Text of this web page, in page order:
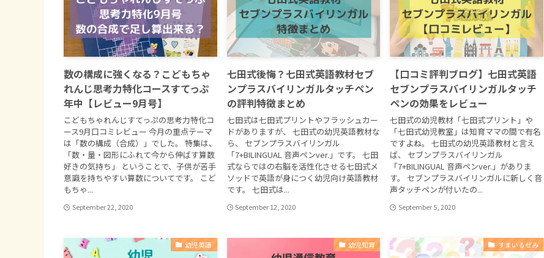
数の構成に強くなる？こどもちゃ
れんじ思考力特化コースすてっぷ
年中【レビュー9月号】
こどもちゃれんじすてっぷの思考力特化コ
ース9月口コミレビュー 今月の重点テーマ
は「数の構成（合成）」でした。 特集は、
「数・量・図形にふれて今から伸ばす算数
好きの気持ち」 ということで、子供が苦手
意識を持ちやすい算数についてです。 こど
もちゃ...
September 22, 2020
七田式後悔？七田式英語教材セブ
ンプラスバイリンガルタッチペン
の評判特徴まとめ
七田式は七田式プリントやフラッシュカー
ドがありますが、 七田式の幼児英語教材な
ら、 セブンプラスバイリンガル
「7+BILINGUAL 音声ペンver.」です。 七田
式ならではの右脳を活性化させる七田式メ
ソッドで英語が身につく幼児向け英語教材
です。 七田式は...
September 12, 2020
【口コミ評判ブログ】七田式英語
セブンプラスバイリンガルタッチ
ペンの効果をレビュー
七田式の幼児教材「七田式プリント」や
「七田式幼児教室」は知育ママの間で有名
ですよね。 七田式の幼児英語教材と言え
ば、 セブンプラスバイリンガル
「7+BILINGUAL 音声ペンver.」がありま
す。 セブンプラスバイリンガルに新しく音
声タッチペンが付いたの...
September 5, 2020
幼児英語 幼児知育 すまいるぜみ